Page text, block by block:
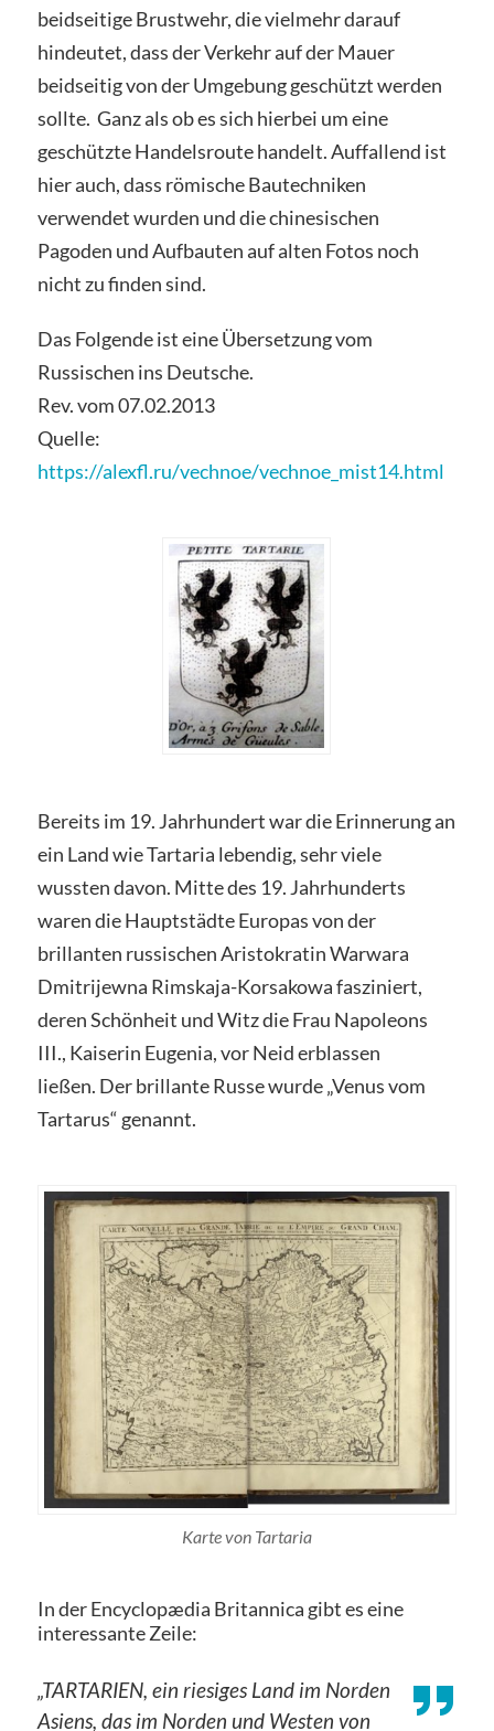
beidseitige Brustwehr, die vielmehr darauf
hindeutet, dass der Verkehr auf der Mauer
beidseitig von der Umgebung geschützt werden
sollte. Ganz als ob es sich hierbei um eine
geschützte Handelsroute handelt. Auffallend ist
hier auch, dass römische Bautechniken
verwendet wurden und die chinesischen
Pagoden und Aufbauten auf alten Fotos noch
nicht zu finden sind.
Das Folgende ist eine Übersetzung vom
Russischen ins Deutsche.
Rev. vom 07.02.2013
Quelle:
https://alexfl.ru/vechnoe/vechnoe_mist14.html
Bereits im 19. Jahrhundert war die Erinnerung an
ein Land wie Tartaria lebendig, sehr viele
wussten davon. Mitte des 19. Jahrhunderts
waren die Hauptstädte Europas von der
brillanten russischen Aristokratin Warwara
Dmitrijewna Rimskaja-Korsakowa fasziniert,
deren Schönheit und Witz die Frau Napoleons
III., Kaiserin Eugenia, vor Neid erblassen
ließen. Der brillante Russe wurde „Venus vom
Tartarus“ genannt.
Karte von Tartaria
In der Encyclopædia Britannica gibt es eine
interessante Zeile:
„TARTARIEN, ein riesiges Land im Norden
Asiens, das im Norden und Westen von